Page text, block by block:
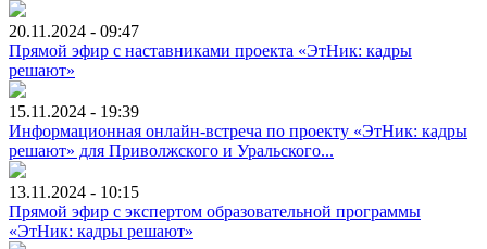
20.11.2024 - 09:47
Прямой эфир с наставниками проекта «ЭтНик: кадры
решают»
15.11.2024 - 19:39
Информационная онлайн-встреча по проекту «ЭтНик: кадры
решают» для Приволжского и Уральского...
13.11.2024 - 10:15
Прямой эфир с экспертом образовательной программы
«ЭтНик: кадры решают»